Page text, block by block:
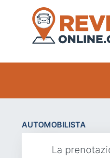
AUTOMOBILISTA
La